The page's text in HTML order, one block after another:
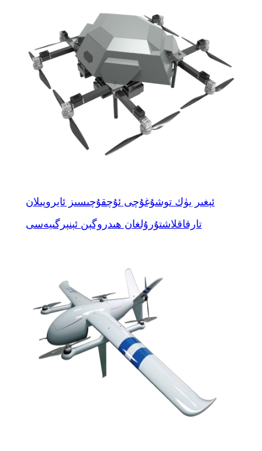
ئېغىر يۈك توشۇغۇچى ئۇچقۇچىسىز ئايروپىلان
تارقاقلاشتۇرۇلغان ھىدروگېن ئېنېرگىيەسى